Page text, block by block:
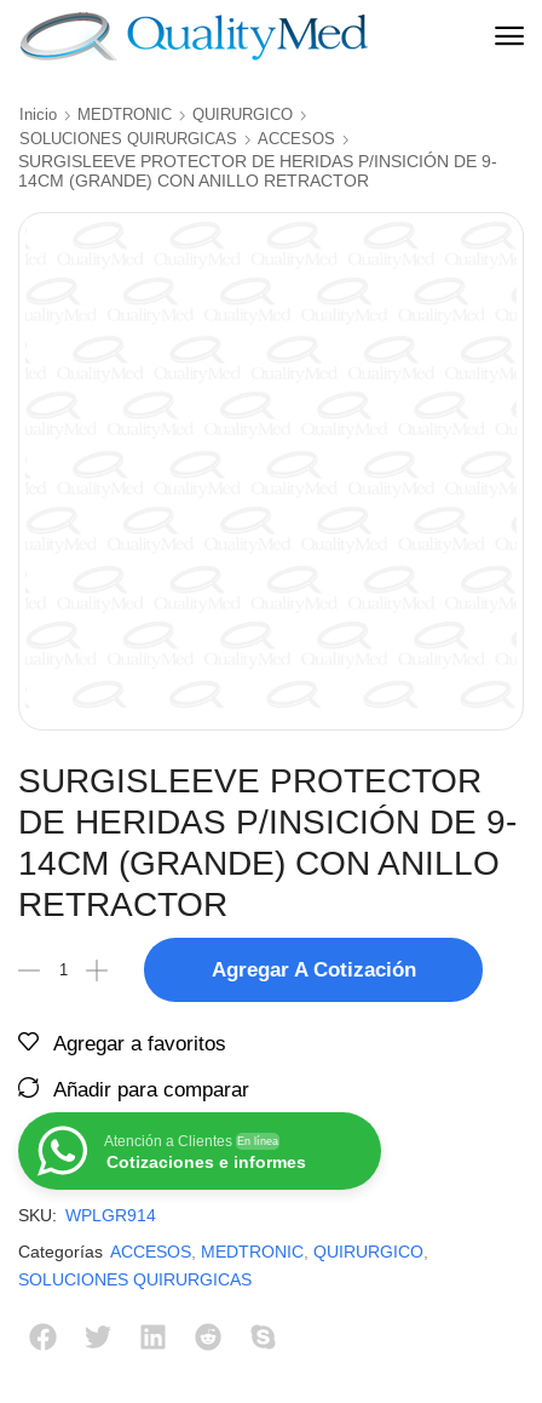
Inicio MEDTRONIC
QUIRURGICO
SOLUCIONES QUIRURGICAS
ACCESOS
SURGISLEEVE PROTECTOR DE HERIDAS P/INSICIÓN DE 9-
14CM (GRANDE) CON ANILLO RETRACTOR
SURGISLEEVE PROTECTOR
DE HERIDAS P/INSICIÓN DE 9-
14CM (GRANDE) CON ANILLO
RETRACTOR
Agregar A Cotización
Agregar a favoritos
Añadir para comparar
Atención a Clientes En línea
Cotizaciones e informes
SKU: WPLGR914
Categorías ACCESOS MEDTRONIC QUIRURGICO
SOLUCIONES QUIRURGICAS